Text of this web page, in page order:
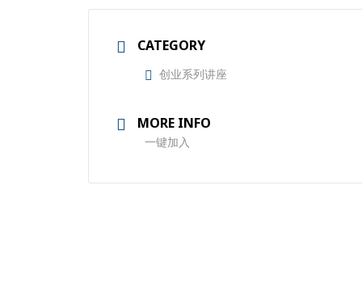
CATEGORY
创业系列讲座
MORE INFO
一键加入